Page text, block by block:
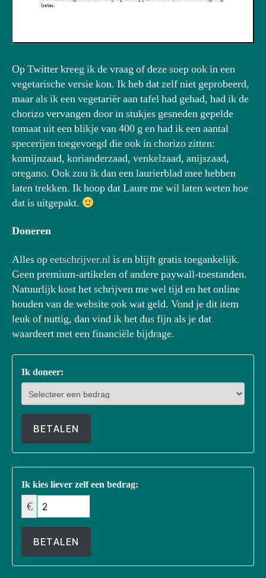
Op Twitter kreeg ik de vraag of deze soep ook in een
vegetarische versie kon. Ik heb dat zelf niet geprobeerd,
maar als ik een vegetariër aan tafel had gehad, had ik de
chorizo vervangen door in stukjes gesneden gepelde
tomaat uit een blikje van 400 g en had ik een aantal
specerijen toegevoegd die ook in chorizo zitten:
komijnzaad, korianderzaad, venkelzaad, anijszaad,
oregano. Ook zou ik dan een laurierblad mee hebben
laten trekken. Ik hoop dat Laure me wil laten weten hoe
dat is uitgepakt.
Doneren
Alles opeetschrijver.nlis en blijft gratis toegankelijk.
Geen premium-artikelen of andere paywall-toestanden.
Natuurlijk kost het schrijven me wel tijd en het online
houden van de website ook wat geld. Vond je dit item
leuk of nuttig, dan vind ik het dus fijn als je dat
waardeert met een financiële bijdrage.
Ik doneer:
BETALEN
Ik kies liever zelf een bedrag:
€
BETALEN